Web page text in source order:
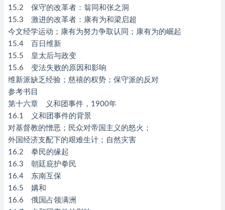
15.2 保守的改革者：翁同和张之洞
15.3 激进的改革者：康有为和梁启超
今文经学运动；康有为努力争取认同；康有为的崛起
15.4 百日维新
15.5 皇太后与政变
15.6 变法失败的原因和影响
维新派缺乏经验；慈禧的权势；保守派的反对
参考书目
第十六章 义和团事件，1900年
16.1 义和团事件的背景
对基督教的憎恶；民众对帝国主义的怒火；
外国经济支配下的艰难生计；自然灾害
16.2 拳民的缘起
16.3 朝廷庇护拳民
16.4 东南互保
16.5 媾和
16.6 俄国占领满洲